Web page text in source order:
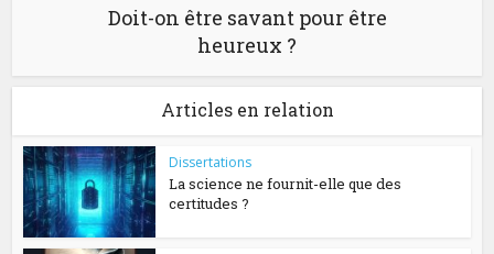
Doit-on être savant pour être
heureux ?
Articles en relation
Dissertations
La science ne fournit-elle que des
certitudes ?